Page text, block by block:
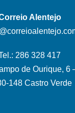
Alentejo
286 328 417
de Ourique, 6
148 Castro Verde